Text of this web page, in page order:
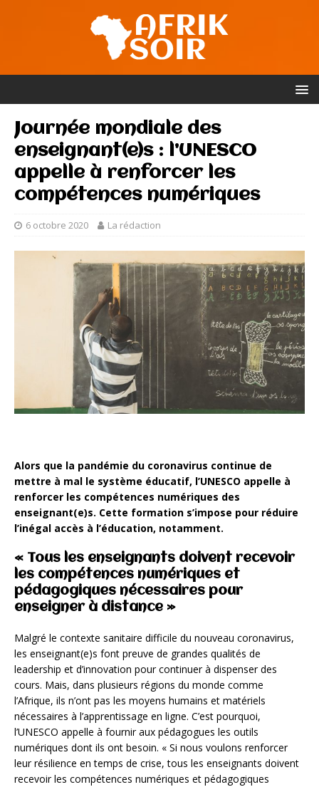
Journée mondiale des
enseignant(e)s : l’UNESCO
appelle à renforcer les
compétences numériques
6 octobre 2020 La rédaction
Alors que la pandémie du coronavirus continue de
mettre à mal le système éducatif, l’UNESCO appelle à
renforcer les compétences numériques des
enseignant(e)s. Cette formation s’impose pour réduire
l’inégal accès à l’éducation, notamment.
« Tous les enseignants doivent recevoir
les compétences numériques et
pédagogiques nécessaires pour
enseigner à distance »
Malgré le contexte sanitaire difficile du nouveau coronavirus,
les enseignant(e)s font preuve de grandes qualités de
leadership et d’innovation pour continuer à dispenser des
cours. Mais, dans plusieurs régions du monde comme
l’Afrique, ils n’ont pas les moyens humains et matériels
nécessaires à l’apprentissage en ligne. C’est pourquoi,
l’UNESCO appelle à fournir aux pédagogues les outils
numériques dont ils ont besoin. « Si nous voulons renforcer
leur résilience en temps de crise, tous les enseignants doivent
recevoir les compétences numériques et pédagogiques